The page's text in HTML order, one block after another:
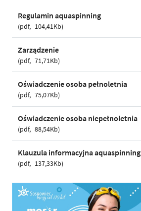
Regulamin aquaspinning
pdf 104,41Kb
Zarządzenie
pdf 71,71Kb
Oświadczenie osoba pełnoletnia
pdf 75,07Kb
Oświadczenie osoba niepełnoletnia
pdf 88,54Kb
Klauzula informacyjna aquaspinning
pdf 137,33Kb